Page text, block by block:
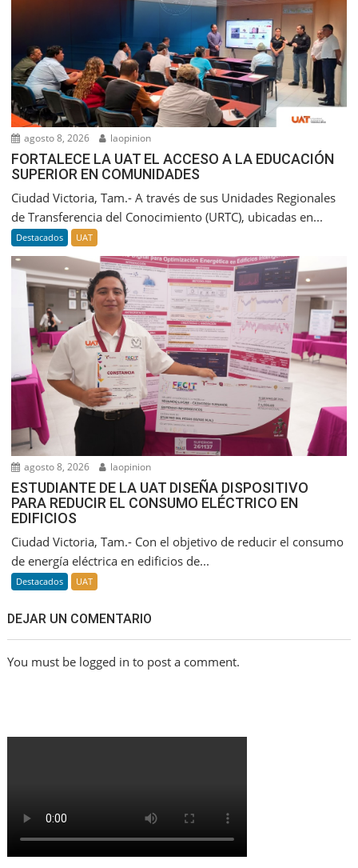
agosto 8, 2026 laopinion
FORTALECE LA UAT EL ACCESO A LA EDUCACIÓN
SUPERIOR EN COMUNIDADES
Ciudad Victoria, Tam.- A través de sus Unidades Regionales
de Transferencia del Conocimiento (URTC), ubicadas en...
Destacados UAT
agosto 8, 2026 laopinion
ESTUDIANTE DE LA UAT DISEÑA DISPOSITIVO
PARA REDUCIR EL CONSUMO ELÉCTRICO EN
EDIFICIOS
Ciudad Victoria, Tam.- Con el objetivo de reducir el consumo
de energía eléctrica en edificios de...
Destacados UAT
DEJAR UN COMENTARIO
You must be logged in to post a comment.